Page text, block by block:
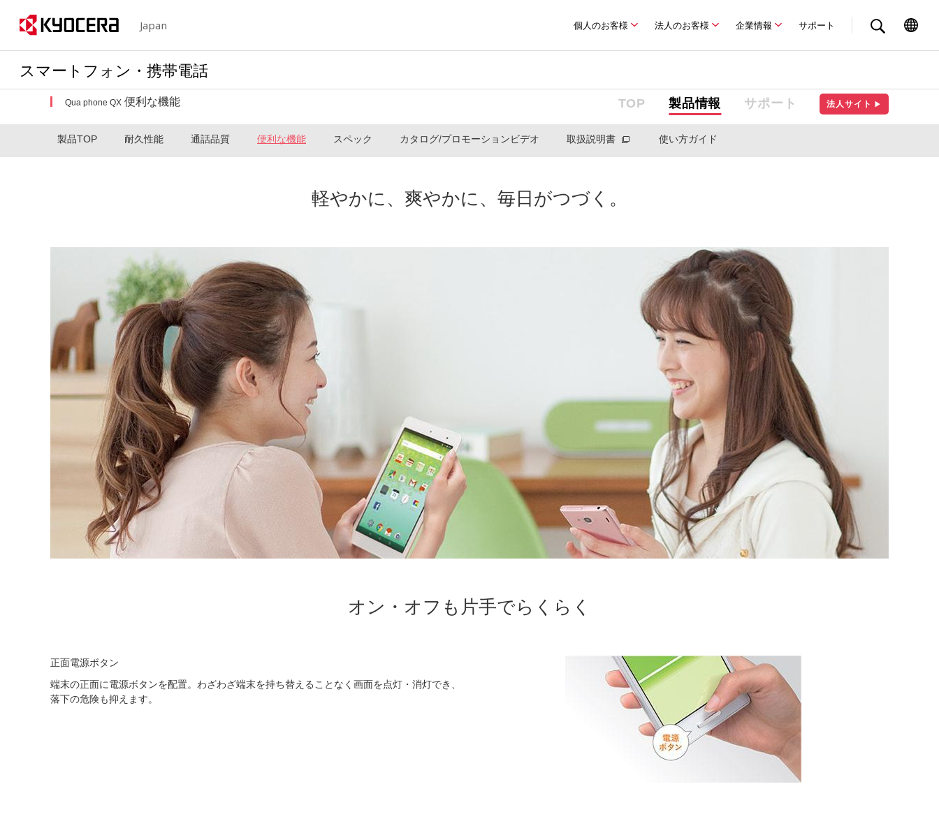
Japan 個人のお客様 法人のお客様 企業情報 サポート
スマートフォン・携帯電話
TOP 製品情報 サポート 法人サイト ▶
Qua phone QX 便利な機能
製品TOP 耐久性能 通話品質 便利な機能 スペック カタログ/プロモーションビデオ 取扱説明書 使い方ガイド
軽やかに、爽やかに、毎日がつづく。
オン・オフも片手でらくらく
正面電源ボタン
端末の正面に電源ボタンを配置。わざわざ端末を持ち替えることなく画面を点灯・消灯でき、
落下の危険も抑えます。